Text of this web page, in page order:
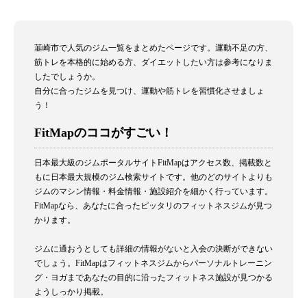
韮崎市で人気のジム一覧をまとめたページです。運動不足の方、
筋トレを本格的に始める方、ダイエットしたい方は参考になりま
したでしょうか。
自分に合ったジムを見つけ、運動や筋トレを習慣化させましょ
う！
FitMapのココがすごい！
日本最大級のジムポータルサイトFitMapはアクセス数、掲載数と
もに日本最大規模のジム検索サイトです。他のどのサイトよりも
ジムのマシン情報・料金情報・施設紹介を細かく行っています。
FitMapなら、あなたに合ったピッタリのフィットネスジムが見つ
かります。
ジムに通おうとしても詳細の情報がないと入会の決断ができない
でしょう。FitMapはフィットネスジムからパーソナルトレーニン
グ・ヨガまであなたの目的に沿ったフィットネス施設が見つかる
ようしっかり掲載。